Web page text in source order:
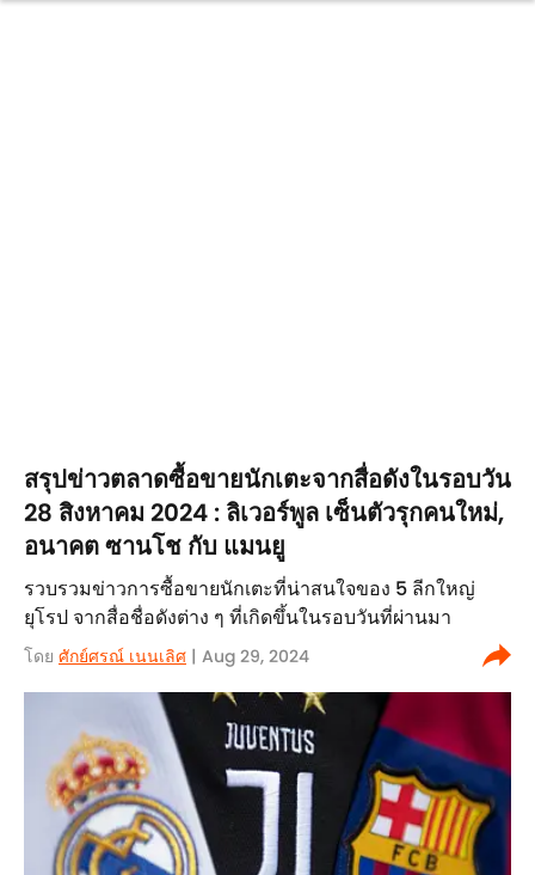
สรุปข่าวตลาดซื้อขายนักเตะจากสื่อดังในรอบวัน
28 สิงหาคม 2024 : ลิเวอร์พูล เซ็นตัวรุกคนใหม่,
อนาคต ซานโช กับ แมนยู
รวบรวมข่าวการซื้อขายนักเตะที่น่าสนใจของ 5 ลีกใหญ่
ยุโรป จากสื่อชื่อดังต่าง ๆ ที่เกิดขึ้นในรอบวันที่ผ่านมา
โดย ศักย์ศรณ์ เนนเลิศ | Aug 29, 2024